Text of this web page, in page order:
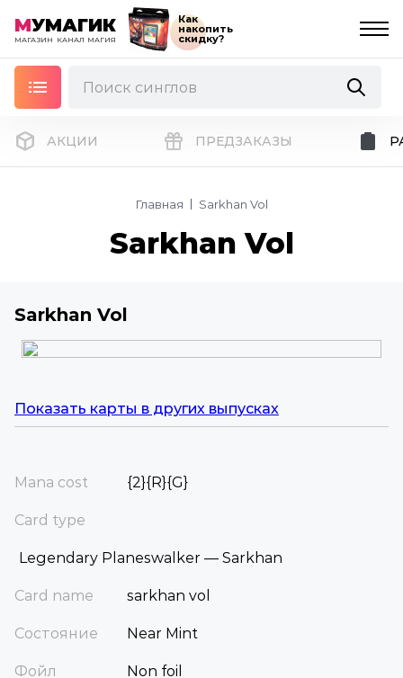
МУМАГИК
МАГАЗИН КАНАЛ МАГИЯ
Как
накопить
скидку?
АКЦИИ ПРЕДЗАКАЗЫ
Главная Sarkhan Vol
Sarkhan Vol
Sarkhan Vol
Показать карты в других выпусках
Mana cost {2}{R}{G}
Card type
Legendary Planeswalker — Sarkhan
Card name sarkhan vol
Состояние Near Mint
Фойл Non foil